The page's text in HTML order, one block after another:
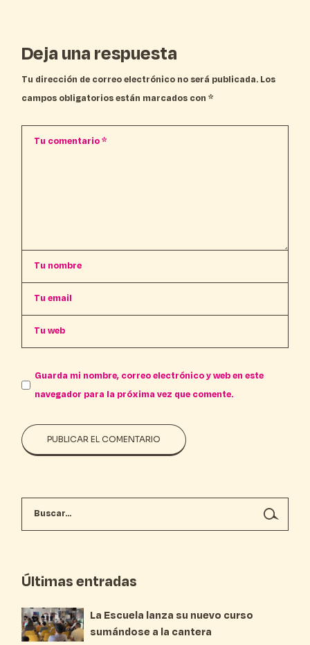
Deja una respuesta
Tu dirección de correo electrónico no será publicada. Los
campos obligatorios están marcados con*
Guarda mi nombre, correo electrónico y web en este
navegador para la próxima vez que comente.
PUBLICAR EL COMENTARIO
Últimas entradas
La Escuela lanza su nuevo curso
sumándose a la cantera